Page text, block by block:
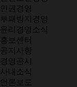
인권경영
부패방지경영
윤리경영소식
홍보센터
공지사항
경영공시
사내소식
언론보도